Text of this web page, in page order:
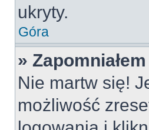
ukryty.
Góra
» Zapomniałem
Nie martw się!
możliwość